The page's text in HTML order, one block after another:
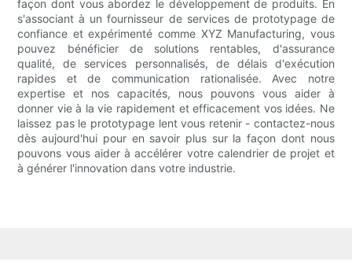
façon dont vous abordez le développement de produits. En
s'associant à un fournisseur de services de prototypage de
confiance et expérimenté comme XYZ Manufacturing, vous
pouvez bénéficier de solutions rentables, d'assurance
qualité, de services personnalisés, de délais d'exécution
rapides et de communication rationalisée. Avec notre
expertise et nos capacités, nous pouvons vous aider à
donner vie à la vie rapidement et efficacement vos idées. Ne
laissez pas le prototypage lent vous retenir - contactez-nous
dès aujourd'hui pour en savoir plus sur la façon dont nous
pouvons vous aider à accélérer votre calendrier de projet et
à générer l'innovation dans votre industrie.